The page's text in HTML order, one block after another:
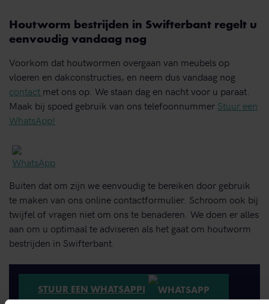
Houtworm bestrijden in Swifterbant regelt u
eenvoudig vandaag nog
Voorkom dat houtwormen overgaan van meubels op
vloeren en dakconstructies, en neem dus vandaag nog
contact met ons op. We staan dag en nacht voor u paraat.
Maak bij spoed gebruik van ons telefoonnummer Stuur een
WhatsApp!
Buiten dat om zijn we eenvoudig te bereiken door gebruik
te maken van ons online contactformulier. Schroom ook bij
twijfel of vragen niet om ons te benaderen. We doen er alles
aan om u optimaal te adviseren als het gaat om houtworm
bestrijden in Swifterbant.
STUUR EEN WHATSAPP!